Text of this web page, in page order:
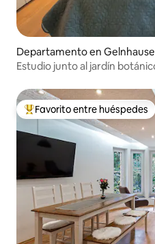
Departamento en
Estudio junto al jardín
De los mejores en Favorito
Favorito entre huéspedes